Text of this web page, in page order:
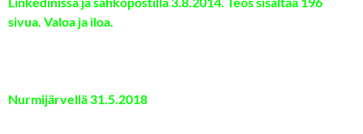
sivua. Valoa ja iloa.
Nurmijärvellä 31.5.2018